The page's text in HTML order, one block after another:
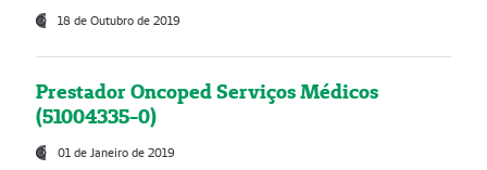
18 de Outubro de 2019
Prestador Oncoped Serviços Médicos
(51004335-0)
01 de Janeiro de 2019